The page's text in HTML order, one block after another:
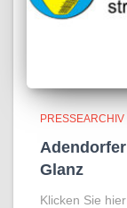
PRESSEARCHIV
Glanz
Klicken Sie